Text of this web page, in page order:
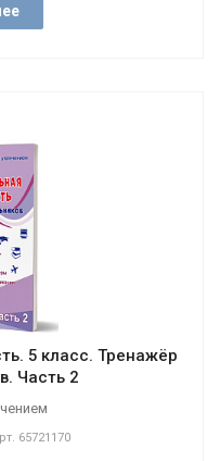
5 класс. Тренажёр
Часть 2
65721170